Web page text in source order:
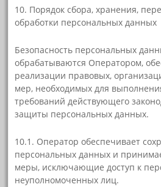
10. Порядок сбора, хранения,
обработки персональных данных
Безопасность персональных
обрабатываются Оператором,
реализации правовых,
мер, необходимых для
требований действующего
защиты персональных данных.
10.1. Оператор обеспечивает
персональных данных и
меры, исключающие доступ к
неуполномоченных лиц.